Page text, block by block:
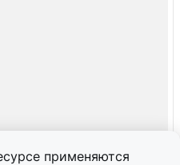
применяются